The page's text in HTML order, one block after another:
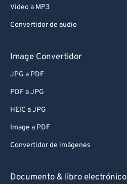
Video a MP3
Convertidor de audio
Image Convertidor
JPG a PDF
PDF a JPG
HEIC a JPG
Image a PDF
Convertidor de imágenes
Documento & libro electrónico